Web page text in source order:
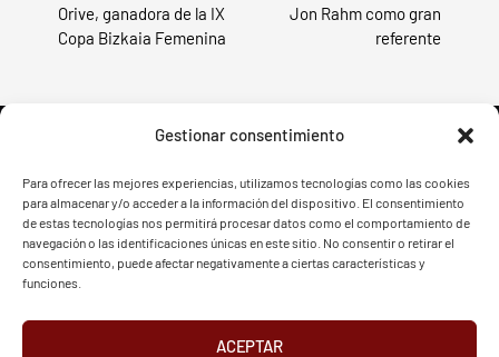
Gestionar consentimiento
Para ofrecer las mejores experiencias, utilizamos tecnologías como las cookies
para almacenar y/o acceder a la información del dispositivo. El consentimiento
de estas tecnologías nos permitirá procesar datos como el comportamiento de
navegación o las identificaciones únicas en este sitio. No consentir o retirar el
consentimiento, puede afectar negativamente a ciertas características y
funciones.
ACEPTAR
Orive, ganadora de la IX
Copa Bizkaia Femenina
Jon Rahm como gran
referente
FVG - BGF FVG - BGF